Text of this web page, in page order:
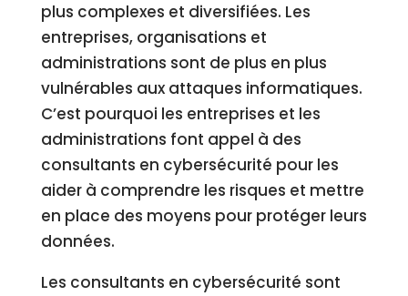
plus complexes et diversifiées. Les
entreprises, organisations et
administrations sont de plus en plus
vulnérables aux attaques informatiques.
C’est pourquoi les entreprises et les
administrations font appel à des
consultants en cybersécurité pour les
aider à comprendre les risques et mettre
en place des moyens pour protéger leurs
données.
Les consultants en cybersécurité sont